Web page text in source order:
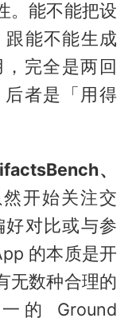
。能不能把设
跟能不能生成
完全是两回
者是「用得
、
然开始关注交
对比或与参
的本质是开
无数种合理的
的 Ground